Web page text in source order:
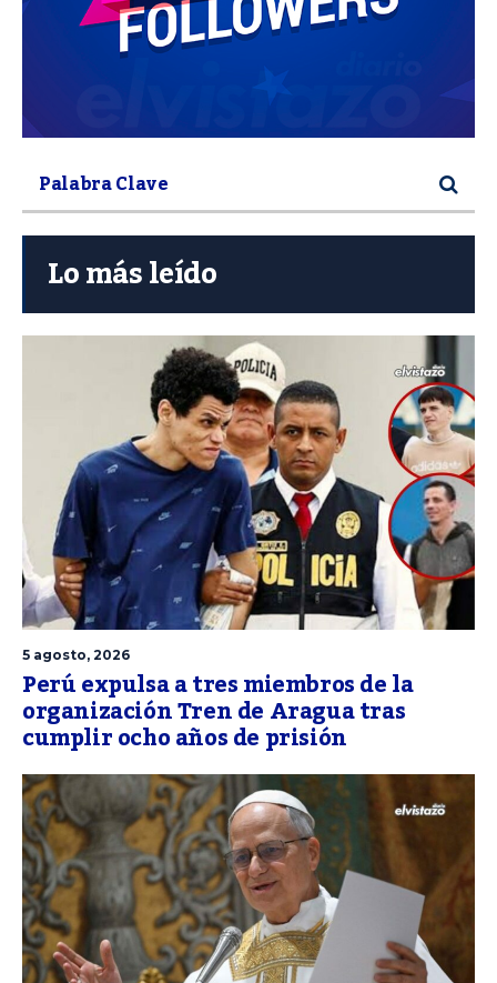
Lo más leído
5 agosto, 2026
Perú expulsa a tres miembros de la
organización Tren de Aragua tras
cumplir ocho años de prisión